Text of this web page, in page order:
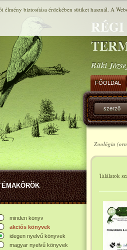
RÉGI
Büki
minden könyv
akciós könyvek
idegen nyelvű könyvek
magyar nyelvű könyvek
FŐOLDAL
szerző
Zoológia
Találatok
élmény biztosítása érdekében sütiket használ. A